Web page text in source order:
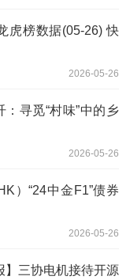
虎榜数据(05-26) 快
2026-05-26
寻觅“村味”中的乡
2026-05-26
）“24中金F1”债券
2026-05-26
】三协电机接待开源